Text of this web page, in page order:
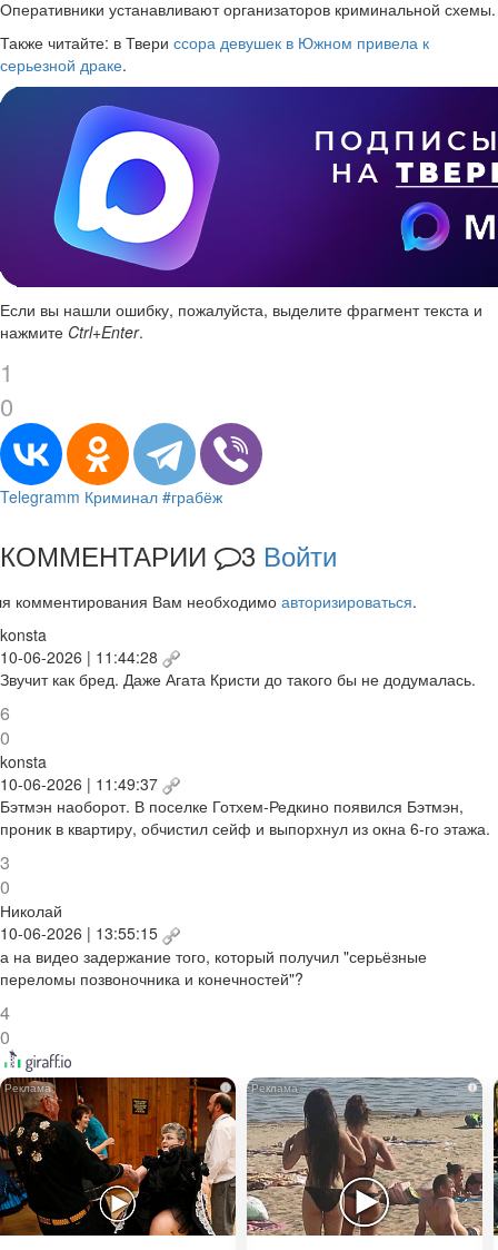
Оперативники устанавливают организаторов криминальной схемы.
Также читайте: в Твери ссора девушек в Южном привела к
серьезной драке.
Если вы нашли ошибку, пожалуйста, выделите фрагмент текста и
нажмите Ctrl+Enter.
1
0
Telegramm Криминал #грабёж
КОММЕНТАРИИ 3 Войти
комментирования Вам необходимо авторизироваться.
konsta
10-06-2026 | 11:44:28
Звучит как бред. Даже Агата Кристи до такого бы не додумалась.
6
0
konsta
10-06-2026 | 11:49:37
Бэтмэн наоборот. В поселке Готхем-Редкино появился Бэтмэн,
проник в квартиру, обчистил сейф и выпорхнул из окна 6-го этажа.
3
0
Николай
10-06-2026 | 13:55:15
а на видео задержание того, который получил "серьёзные
переломы позвоночника и конечностей"?
4
0
i i